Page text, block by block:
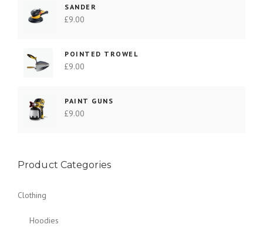
SANDER
£9.00
POINTED TROWEL
£9.00
PAINT GUNS
£9.00
Product Categories
Clothing
Hoodies